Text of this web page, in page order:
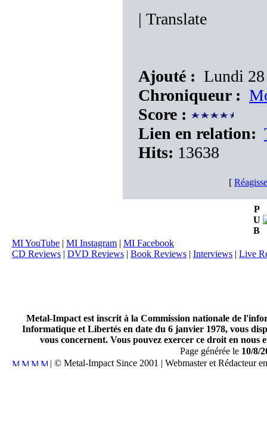
| Translate
Ajouté : Lundi
Chroniqueur :
Score :
Lien en relation:
Hits: 13638
[
P
U
B
MI YouTube | MI Instagram | MI Facebook
CD Reviews | DVD Reviews | Book Reviews | Interviews | Live
Metal-Impact est inscrit à la Commission nationale de
Informatique et Libertés en date du 6 janvier 1978, vous
vous concernent. Vous pouvez exercer ce droit en
Page générée le 10/8/
| © Metal-Impact Since 2001 | Webmaster et Rédacteur